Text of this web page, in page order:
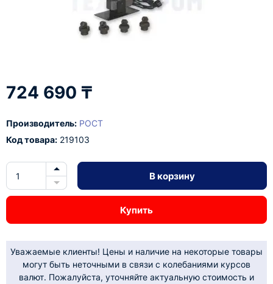
724 690 ₸
Производитель: РОСТ
Код товара: 219103
В корзину
Купить
Уважаемые клиенты! Цены и наличие на некоторые товары
могут быть неточными в связи с колебаниями курсов
валют. Пожалуйста, уточняйте актуальную стоимость и